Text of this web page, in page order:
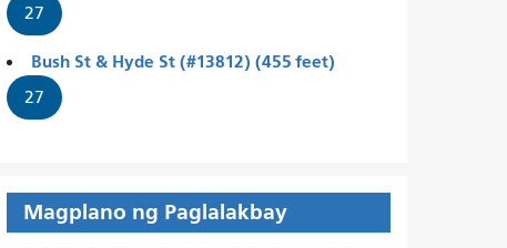
27
Bush St & Hyde St (#13812) (455 feet)
27
Magplano ng Paglalakbay